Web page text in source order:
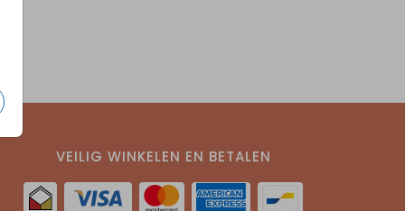
VEILIG WINKELEN EN BETALEN